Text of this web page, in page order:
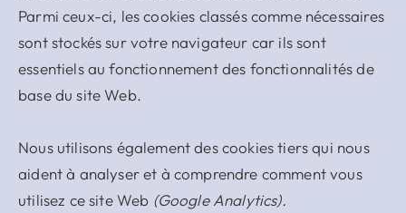
Parmi ceux-ci, les cookies classés comme nécessaires
sont stockés sur votre navigateur car ils sont
essentiels au fonctionnement des fonctionnalités de
base du site Web.
Nous utilisons également des cookies tiers qui nous
aident à analyser et à comprendre comment vous
utilisez ce site Web (Google Analytics).